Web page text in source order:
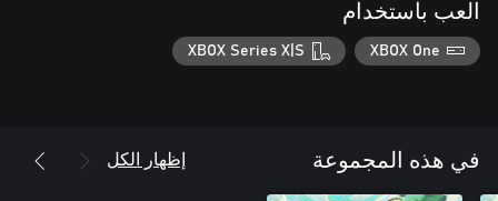
العب باستخدام
XBOX One
XBOX Series X|S
في هذه المجموعة إظهار الكل